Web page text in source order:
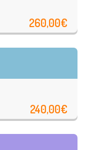
260,00€
240,00€